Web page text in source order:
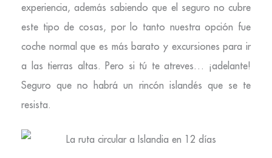
experiencia, además sabiendo que el seguro no cubre
este tipo de cosas, por lo tanto nuestra opción fue
coche normal que es más barato y excursiones para ir
a las tierras altas. Pero si tú te atreves… ¡adelante!
Seguro que no habrá un rincón islandés que se te
resista.